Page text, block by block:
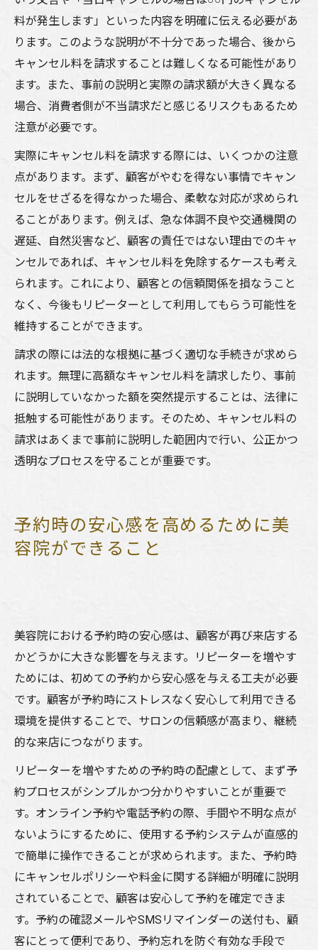
料が発生します」といった内容を明確に伝える必要があ
ります。このような説明が不十分であった場合、後から
キャンセル料を請求することは難しくなる可能性があり
ます。また、事前の説明と実際の請求額が大きく異なる
場合、消費者側が不当請求だと感じるリスクもあるため
注意が必要です。
実際にキャンセル料を請求する際には、いくつかの注意
点があります。まず、顧客がやむを得ない事情でキャン
セルをせざるを得なかった場合、柔軟な対応が求められ
ることがあります。例えば、急な体調不良や交通機関の
遅延、自然災害など、顧客の責任ではない理由でのキャ
ンセルであれば、キャンセル料を免除するケースも考え
られます。これにより、顧客との信頼関係を損なうこと
なく、今後もリピーターとして利用してもらう可能性を
維持することができます。
請求の際には法的な根拠に基づく適切な手続きが求めら
れます。無理に高額なキャンセル料を請求したり、事前
に説明していなかった額を突然提示することは、法律に
抵触する可能性があります。そのため、キャンセル料の
請求はあくまで事前に説明した範囲内で行い、公正かつ
透明なプロセスを守ることが重要です。
予約時の安心感を高めるために美
容院ができること
美容院における予約時の安心感は、顧客が再び来店する
かどうかに大きな影響を与えます。リピーターを増やす
ためには、初めての予約から安心感を与える工夫が必要
です。顧客が予約時にストレスなく安心して利用できる
環境を提供することで、サロンの信頼感が高まり、継続
的な来店につながります。
リピーターを増やすための予約時の配慮として、まず予
約プロセスがシンプルかつ分かりやすいことが重要で
す。オンライン予約や電話予約の際、手間や不明な点が
ないようにするために、使用する予約システムが直感的
で簡単に操作できることが求められます。また、予約時
にキャンセルポリシーや料金に関する詳細が明確に説明
されていることで、顧客は安心して予約を確定できま
す。予約の確認メールやSMSリマインダーの送付も、顧
客にとって便利であり、予約忘れを防ぐ有効な手段で